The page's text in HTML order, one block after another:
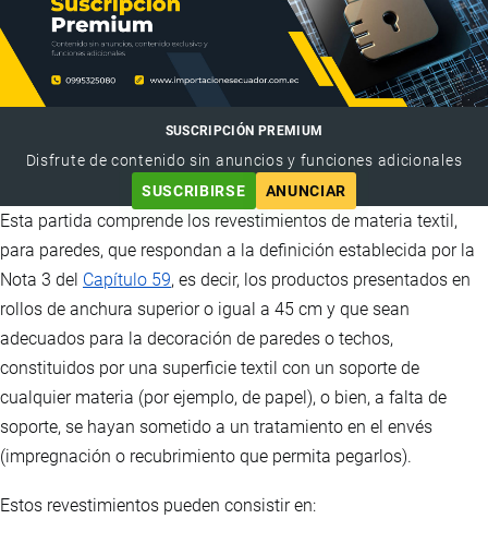
SUSCRIPCIÓN PREMIUM
Disfrute de contenido sin anuncios y funciones adicionales
SUSCRIBIRSE
ANUNCIAR
Esta partida comprende los revestimientos de materia textil,
para paredes, que respondan a la definición establecida por la
Nota 3 del Capítulo 59, es decir, los productos presentados en
rollos de anchura superior o igual a 45 cm y que sean
adecuados para la decoración de paredes o techos,
constituidos por una superficie textil con un soporte de
cualquier materia (por ejemplo, de papel), o bien, a falta de
soporte, se hayan sometido a un tratamiento en el envés
(impregnación o recubrimiento que permita pegarlos).
Estos revestimientos pueden consistir en: